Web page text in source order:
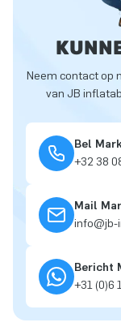
Neem contact op
van JB
Bel
+32 38
Mail
Bericht
+31 (0)6